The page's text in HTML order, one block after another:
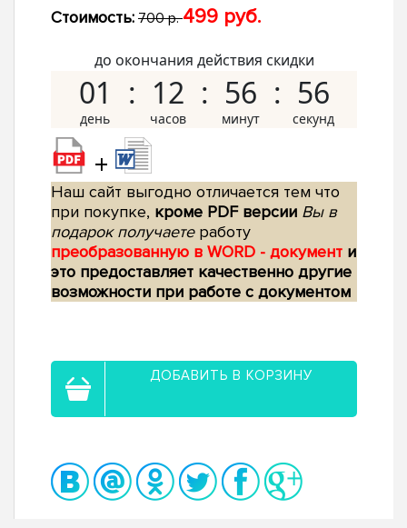
Стоимость: 700 р.499 руб.
до окончания действия скидки
01 12 56 55
+
Наш сайт выгодно отличается тем что
при покупке, кроме PDF версии Вы в
подарок получаетеработу
преобразованную в WORD - документ и
это предоставляет качественно другие
возможности при работе с документом
ДОБАВИТЬ В КОРЗИНУ